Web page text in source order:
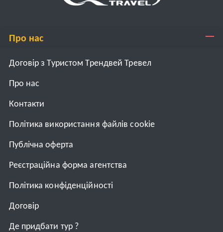
Про нас
Договір з Туристом Трендвей Тревел
Про нас
Контакти
Політика використання файлів cookie
Публічна оферта
Реєстраційна форма агентства
Політика конфіденційності
Договiр
Де придбати тур ?